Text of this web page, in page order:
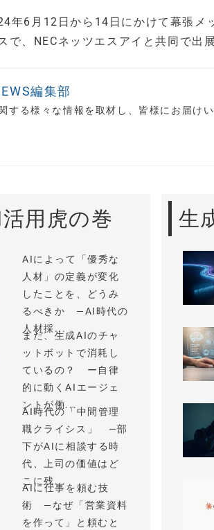
年6月12日から14日にかけて幕張
で、NECネッツエスアイと共同で出
編集部
する様々な情報を取材し、皆様にお届けい
用虎の巻
AIによって「優秀な
人材」の定義が変化
したことを、どうみ
るべきか —AI時代の
人材採...
まだ、生成AIのチャ
ットボットで消耗し
ているの？ ー自律
的に動くAIエージェ
ントが働...
AI時代の「中間管理
職クライシス」 —部
下がAIに相談する時
代、上司の価値はど
こに残...
AIに仕事を頼む技
術 —なぜ「営業資料
を作って」と頼むと
生